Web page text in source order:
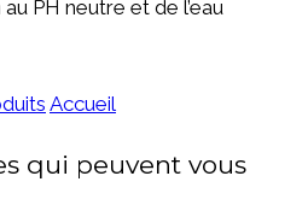
PH neutre et de l’eau
Accueil
qui peuvent vous